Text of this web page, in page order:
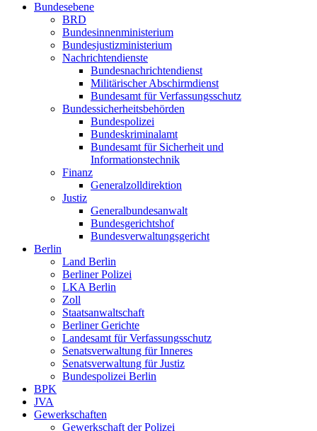
Bundesebene
BRD
Bundesinnenministerium
Bundesjustizministerium
Nachrichtendienste
Bundesnachrichtendienst
Militärischer Abschirmdienst
Bundesamt für Verfassungsschutz
Bundessicherheitsbehörden
Bundespolizei
Bundeskriminalamt
Bundesamt für Sicherheit und
Informationstechnik
Finanz
Generalzolldirektion
Justiz
Generalbundesanwalt
Bundesgerichtshof
Bundesverwaltungsgericht
Berlin
Land Berlin
Berliner Polizei
LKA Berlin
Zoll
Staatsanwaltschaft
Berliner Gerichte
Landesamt für Verfassungsschutz
Senatsverwaltung für Inneres
Senatsverwaltung für Justiz
Bundespolizei Berlin
BPK
JVA
Gewerkschaften
Gewerkschaft der Polizei